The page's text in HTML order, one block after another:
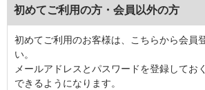
初めてご利用の方・会員以外の方
初めてご利用のお客様は、こちらから会員
い。
メールアドレスとパスワードを登録してお
できるようになります。